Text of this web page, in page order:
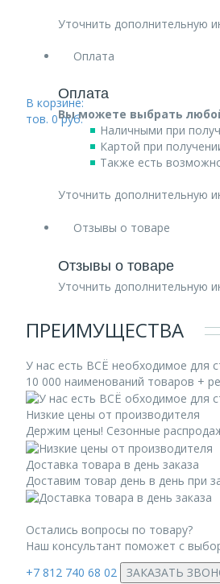
В корзине:
тов. 0руб.
Уточнить дополнительную
Оплата
Оплата
Вы можете выбрать
Наличными при
Картой при
Также есть
Уточнить дополнительную
Отзывы о товаре
Отзывы о товаре
Уточнить дополнительную
ПРЕИМУЩЕСТВА
У нас есть ВСЁ необходимое для
10 000 наименований товаров +
Низкие цены от производителя
Держим цены! Сезонные
Доставка товара в день заказа
Доставим товар день в день при
Остались вопросы по товару?
Наш консультант поможет с
+7 812 740 68 02
ЗАКАЗАТЬ